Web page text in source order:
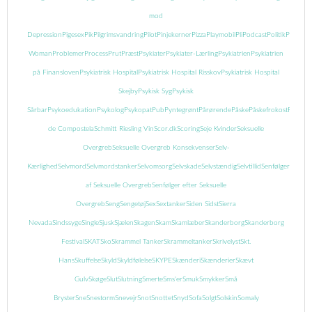
mod
Depression PigesexPikPilgrimsvandringPilotPinjekernerPizza Playmobil PliPodcastPolitik
Woman ProblemerProcessPrutPræstPsykiaterPsykiater-LærlingPsykiatrien Psykiatrien
på Finansloven Psykiatrisk Hospital Psykiatrisk Hospital RisskovPsykiatrisk Hospital
SkejbyPsykisk SygPsykisk
SårbarPsykoedukation PsykologPsykopatPub PyntegrøntPårørendePåskePåskefrokostPædofili
de CompostelaSchmitt Riesling VinScor.dkScoringSeje KvinderSeksuelle
OvergrebSeksuelle Overgreb KonsekvenserSelv-
KærlighedSelvmordSelvmordstankerSelvomsorgSelvskadeSelvstændigSelvtillidSenfølger
af Seksuelle OvergrebSenfølger efter Seksuelle
OvergrebSengSengetøjSexSextankerSiden SidstSierra
NevadaSindssygeSingleSjuskSjælenSkagenSkamSkamlæberSkanderborgSkanderborg
Festival SKATSkoSkrammel TankerSkrammeltankerSkrivelystSkt.
HansSkuffelseSkyld SkyldfølelseSKYPESkænderiSkænderierSkævt
GulvSkøgeSlutSlutningSmerteSms'erSmukSmykkerSmå
BrysterSneSnestormSnevejrSnotSnottetSnyd SofaSolgtSolskinSomaly